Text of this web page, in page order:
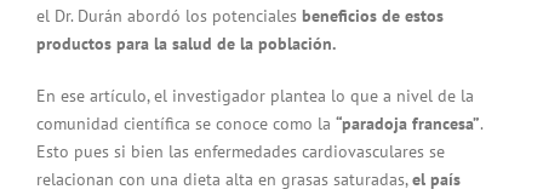
el Dr. Durán abordó los potenciales beneficios de estos
productos para la salud de la población.
En ese artículo, el investigador plantea lo que a nivel de la
comunidad científica se conoce como la “paradoja francesa”.
Esto pues si bien las enfermedades cardiovasculares se
relacionan con una dieta alta en grasas saturadas,el país